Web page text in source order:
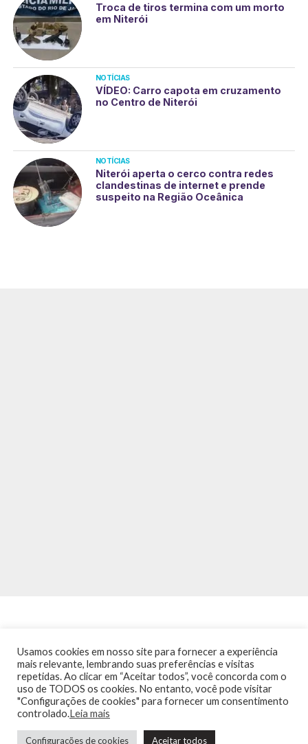
Troca de tiros termina com um morto
em Niterói
NOTÍCIAS
VÍDEO: Carro capota em cruzamento
no Centro de Niterói
NOTÍCIAS
Niterói aperta o cerco contra redes
clandestinas de internet e prende
suspeito na Região Oceânica
INÍCIO NOTÍCIAS AGENDA CONTATO
TRÂNSITO NA PONTE
TERMOS DE USO / POLÍTICA DE PRIVACIDADE
Usamos cookies em nosso site para fornecer a experiência
mais relevante, lembrando suas preferências e visitas
repetidas. Ao clicar em “Aceitar todos”, você concorda com o
uso de TODOS os cookies. No entanto, você pode visitar
"Configurações de cookies" para fornecer um consentimento
controlado.Leia mais
Configurações de cookies Aceitar todos